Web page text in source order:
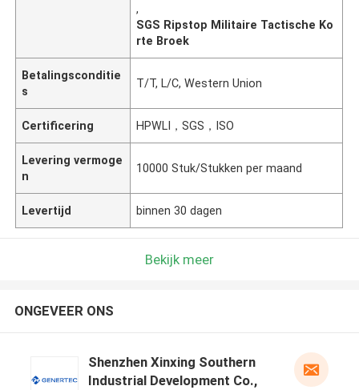
,
SGS Ripstop Militaire Tactische Ko
rte Broek
Betalingsconditie
s
T/T, L/C, Western Union
Certificering HPWLI，SGS，ISO
Levering vermoge
n
10000 Stuk/Stukken per maand
Levertijd binnen 30 dagen
Bekijk meer
ONGEVEER ONS
Shenzhen Xinxing Southern
Industrial Development Co.,